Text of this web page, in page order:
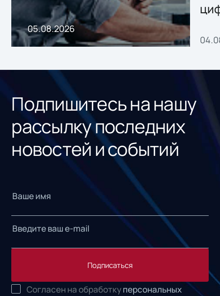
05.08.2026
Подпишитесь на нашу
рассылку последних
новостей и событий
Подписаться
Согласен на обработкуперсональных